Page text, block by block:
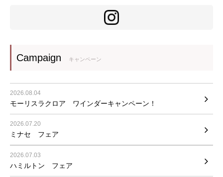
Campaign キャンペーン
2026.08.04
モーリスラクロア ワインダーキャンペーン！
2026.07.20
ミナセ フェア
2026.07.03
ハミルトン フェア